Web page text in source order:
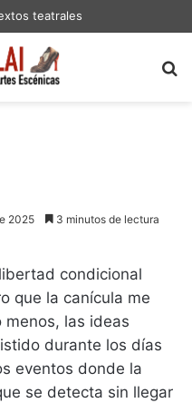
teatrales
2025 3 minutos de lectura
condicional
que la canícula me
menos, las ideas
durante los días
eventos donde la
se detecta sin llegar